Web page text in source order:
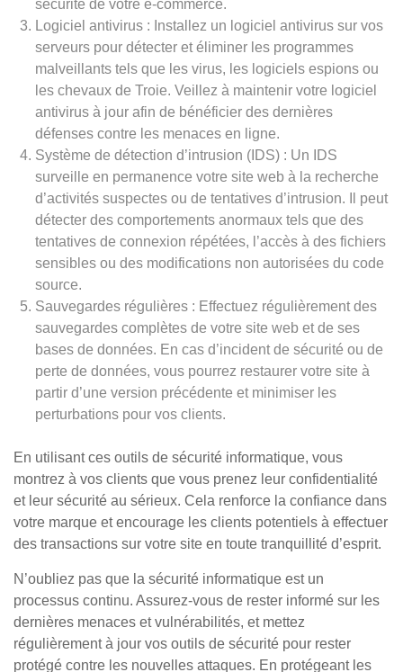
sécurité de votre e-commerce.
Logiciel antivirus : Installez un logiciel antivirus sur vos
serveurs pour détecter et éliminer les programmes
malveillants tels que les virus, les logiciels espions ou
les chevaux de Troie. Veillez à maintenir votre logiciel
antivirus à jour afin de bénéficier des dernières
défenses contre les menaces en ligne.
Système de détection d’intrusion (IDS) : Un IDS
surveille en permanence votre site web à la recherche
d’activités suspectes ou de tentatives d’intrusion. Il peut
détecter des comportements anormaux tels que des
tentatives de connexion répétées, l’accès à des fichiers
sensibles ou des modifications non autorisées du code
source.
Sauvegardes régulières : Effectuez régulièrement des
sauvegardes complètes de votre site web et de ses
bases de données. En cas d’incident de sécurité ou de
perte de données, vous pourrez restaurer votre site à
partir d’une version précédente et minimiser les
perturbations pour vos clients.
En utilisant ces outils de sécurité informatique, vous
montrez à vos clients que vous prenez leur confidentialité
et leur sécurité au sérieux. Cela renforce la confiance dans
votre marque et encourage les clients potentiels à effectuer
des transactions sur votre site en toute tranquillité d’esprit.
N’oubliez pas que la sécurité informatique est un
processus continu. Assurez-vous de rester informé sur les
dernières menaces et vulnérabilités, et mettez
régulièrement à jour vos outils de sécurité pour rester
protégé contre les nouvelles attaques. En protégeant les